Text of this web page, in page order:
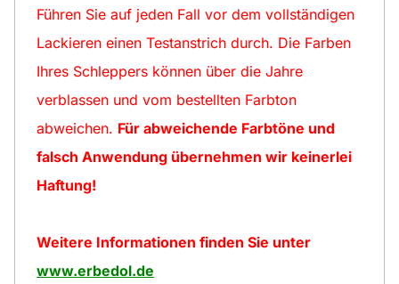
Führen Sie auf jeden Fall vor dem vollständigen
Lackieren einen Testanstrich durch. Die Farben
Ihres Schleppers können über die Jahre
verblassen und vom bestellten Farbton
abweichen. Für abweichende Farbtöne und
falsch Anwendung übernehmen wir keinerlei
Haftung!
Weitere Informationen finden Sie unter
www.erbedol.de